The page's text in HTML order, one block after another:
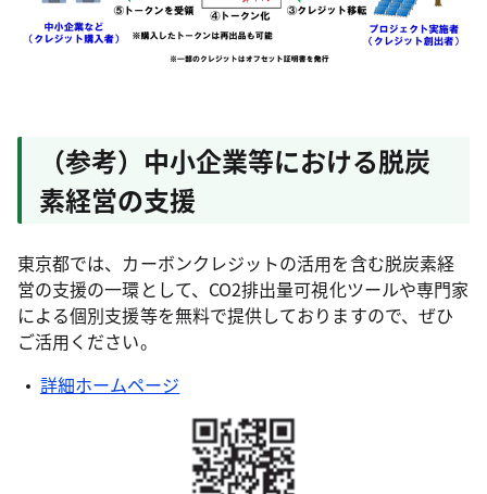
（参考）中小企業等における脱炭
素経営の支援
東京都では、カーボンクレジットの活用を含む脱炭素経
営の支援の一環として、CO2排出量可視化ツールや専門家
による個別支援等を無料で提供しておりますので、ぜひ
ご活用ください。
詳細ホームページ